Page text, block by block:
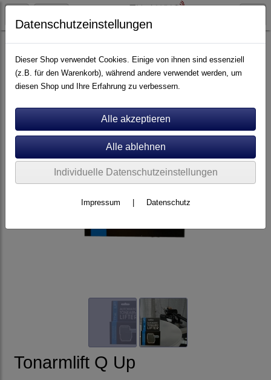
Plattenspieler Zubehör
Tonarmlift Q Up
Datenschutzeinstellungen
Dieser Shop verwendet Cookies. Einige von ihnen sind essenziell
(z.B. für den Warenkorb), während andere verwendet werden, um
diesen Shop und Ihre Erfahrung zu verbessern.
Individuelle Datenschutzeinstellungen
Impressum Datenschutz